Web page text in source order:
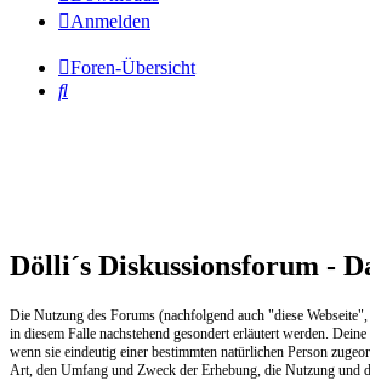
Anmelden
Foren-Übersicht
Suche
Dölli´s Diskussionsforum -
Die Nutzung des Forums (nachfolgend auch "diese
in diesem Falle nachstehend gesondert erläutert werden.
wenn sie eindeutig einer bestimmten natürlichen Person
Art, den Umfang und Zweck der Erhebung, die Nutzung und